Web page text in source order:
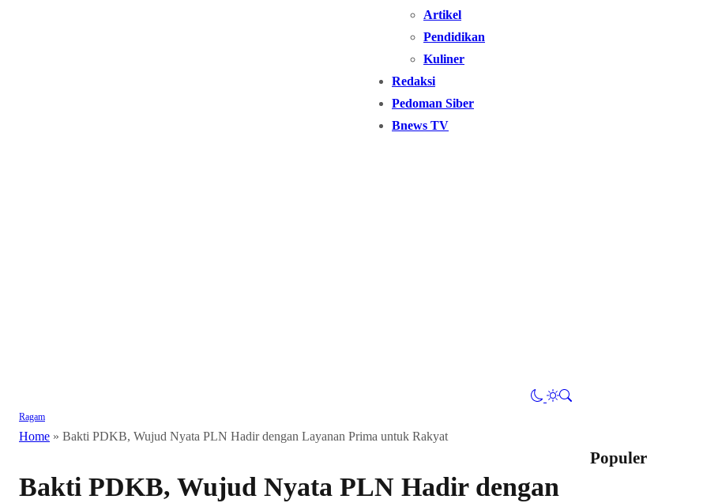
Artikel
Pendidikan
Kuliner
Redaksi
Pedoman Siber
Bnews TV
Ragam
Home » Bakti PDKB, Wujud Nyata PLN Hadir dengan Layanan Prima untuk Rakyat
Bakti PDKB, Wujud Nyata PLN Hadir dengan
Populer